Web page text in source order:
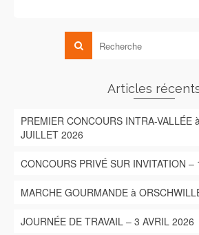
Articles
PREMIER CONCOURS INTRA-VALLÉE
JUILLET 2026
CONCOURS PRIVÉ SUR INVITATION –
MARCHE GOURMANDE à
JOURNÉE DE TRAVAIL – 3 AVRIL 2026